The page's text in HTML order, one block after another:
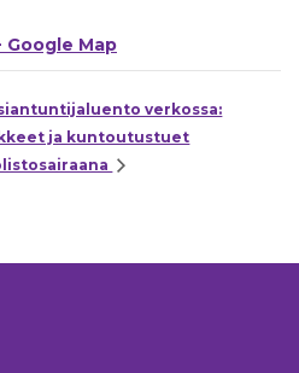
Google Map
verkossa:
ja kuntoutustuet